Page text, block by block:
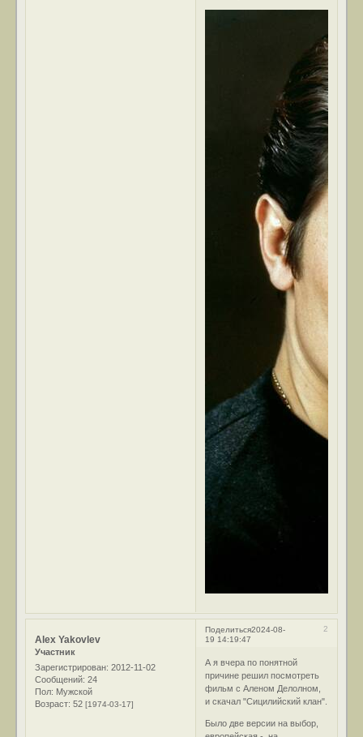
Поделиться 2
2024-08-
19 14:19:47
Alex Yakovlev
Участник
Зарегистрирован: 2012-11-02
Сообщений: 24
Пол: Мужской
Возраст: 52[1974-03-17]
А я вчера по понятной
причине решил посмотреть
фильм с Аленом Делолном,
и скачал "Сицилийский клан".
Было две версии на выбор,